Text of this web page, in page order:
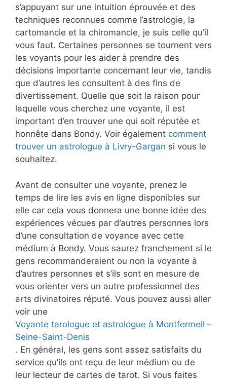
s’appuyant sur une intuition éprouvée et des
techniques reconnues comme l’astrologie, la
cartomancie et la chiromancie, je suis celle qu’il
vous faut. Certaines personnes se tournent vers
les voyants pour les aider à prendre des
décisions importante concernant leur vie, tandis
que d’autres les consultent à des fins de
divertissement. Quelle que soit la raison pour
laquelle vous cherchez une voyante, il est
important d’en trouver une qui soit réputée et
honnête dans Bondy. Voir également comment
trouver un astrologue à Livry-Gargan si vous le
souhaitez.
Avant de consulter une voyante, prenez le
temps de lire les avis en ligne disponibles sur
elle car cela vous donnera une bonne idée des
expériences vécues par d’autres personnes lors
d’une consultation de voyance avec cette
médium à Bondy. Vous saurez franchement si le
gens recommanderaient ou non la voyante à
d’autres personnes et s’ils sont en mesure de
vous orienter vers un autre professionnel des
arts divinatoires réputé. Vous pouvez aussi aller
voir une
Voyante tarologue et astrologue à Montfermeil –
Seine-Saint-Denis
. En général, les gens sont assez satisfaits du
service qu’ils ont reçu de leur médium ou de
leur lecteur de cartes de tarot. Si vous faites